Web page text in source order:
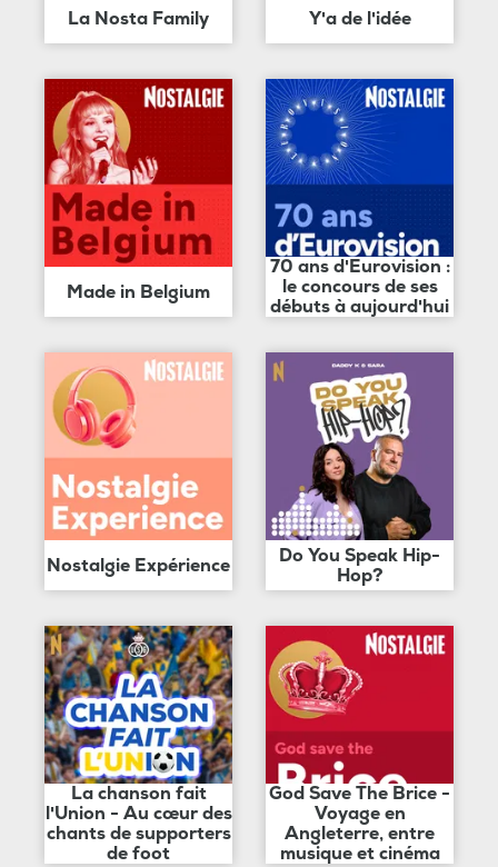
La Nosta Family Y'a de l'idée
Made in Belgium
70 ans d'Eurovision :
le concours de ses
débuts à aujourd'hui
Nostalgie Expérience
Do You Speak Hip-
Hop?
La chanson fait
l'Union - Au cœur des
chants de supporters
de foot
God Save The Brice -
Voyage en
Angleterre, entre
musique et cinéma